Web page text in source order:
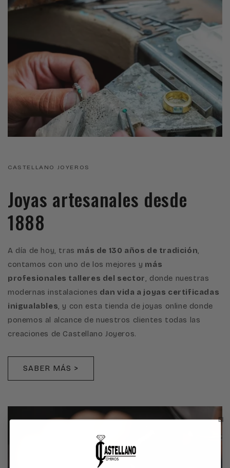
CASTELLANO JOYEROS
Joyas artesanales desde
1888
A día de hoy, tras más de 130 años de tradición,
contamos con uno de los mejores y más
profesionales talleres del sector, donde nuestras
modernas instalaciones dan vida a joyas certificadas
inigualables, y con esta tienda de joyas online donde
ponemos al alcance de nuestros clientes todas las
creaciones de Castellano Joyeros.
SABER MÁS >